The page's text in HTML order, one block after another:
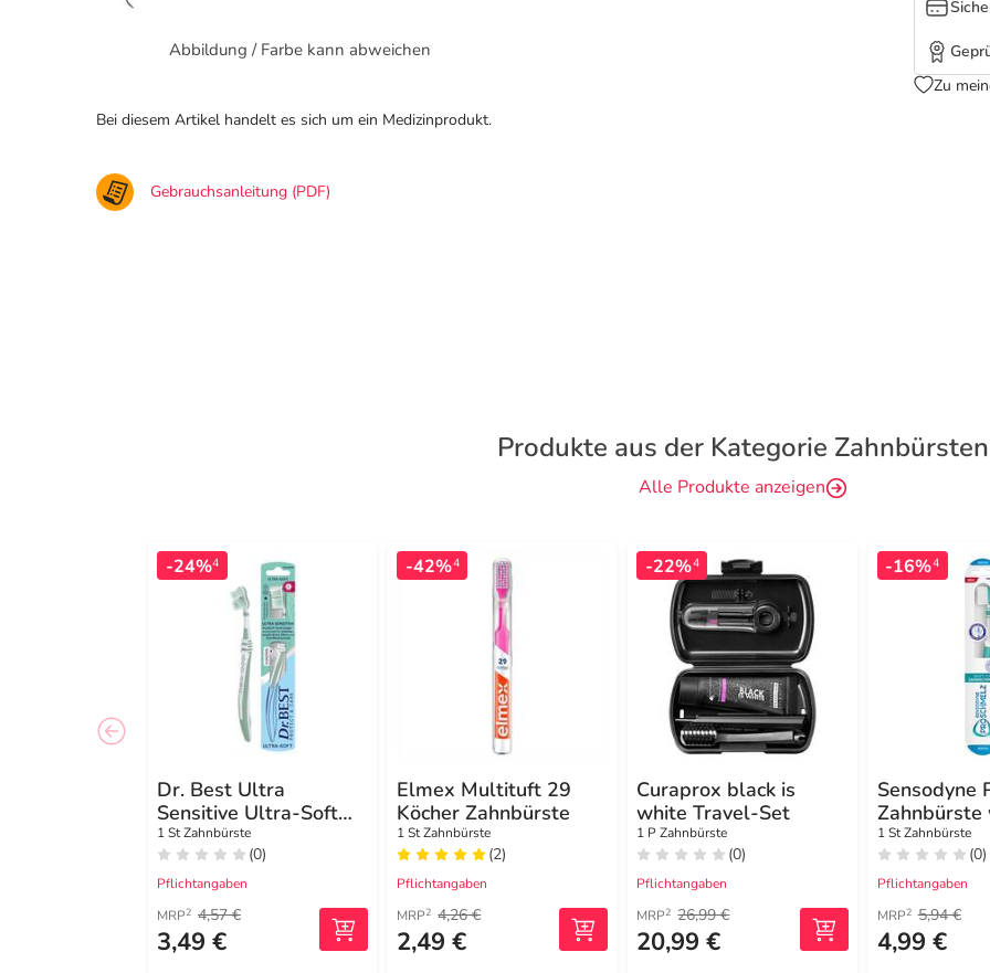
Abbildung / Farbe kann abweichen
Zu
Bei diesem Artikel handelt es sich um ein Medizinprodukt.
Gebrauchsanleitung (PDF)
Produkte aus der Kategorie Zahnbürsten
Alle Produkte anzeigen
-24%4
Dr. Best Ultra
Sensitive Ultra-Soft
Zahnbürste
1 St Zahnbürste
(0)
Pflichtangaben
MRP2 4,57 €
3,49 €
-42%4
Elmex Multituft 29
Köcher Zahnbürste
1 St Zahnbürste
(2)
Pflichtangaben
MRP2 4,26 €
2,49 €
-22%4
Curaprox black is
white Travel-Set
1 P Zahnbürste
(0)
Pflichtangaben
MRP2 26,99 €
20,99 €
-16%4
Sensodyne
Zahnbürste
1 St Zahnbürste
(0)
Pflichtangaben
MRP2 5,94 €
4,99 €